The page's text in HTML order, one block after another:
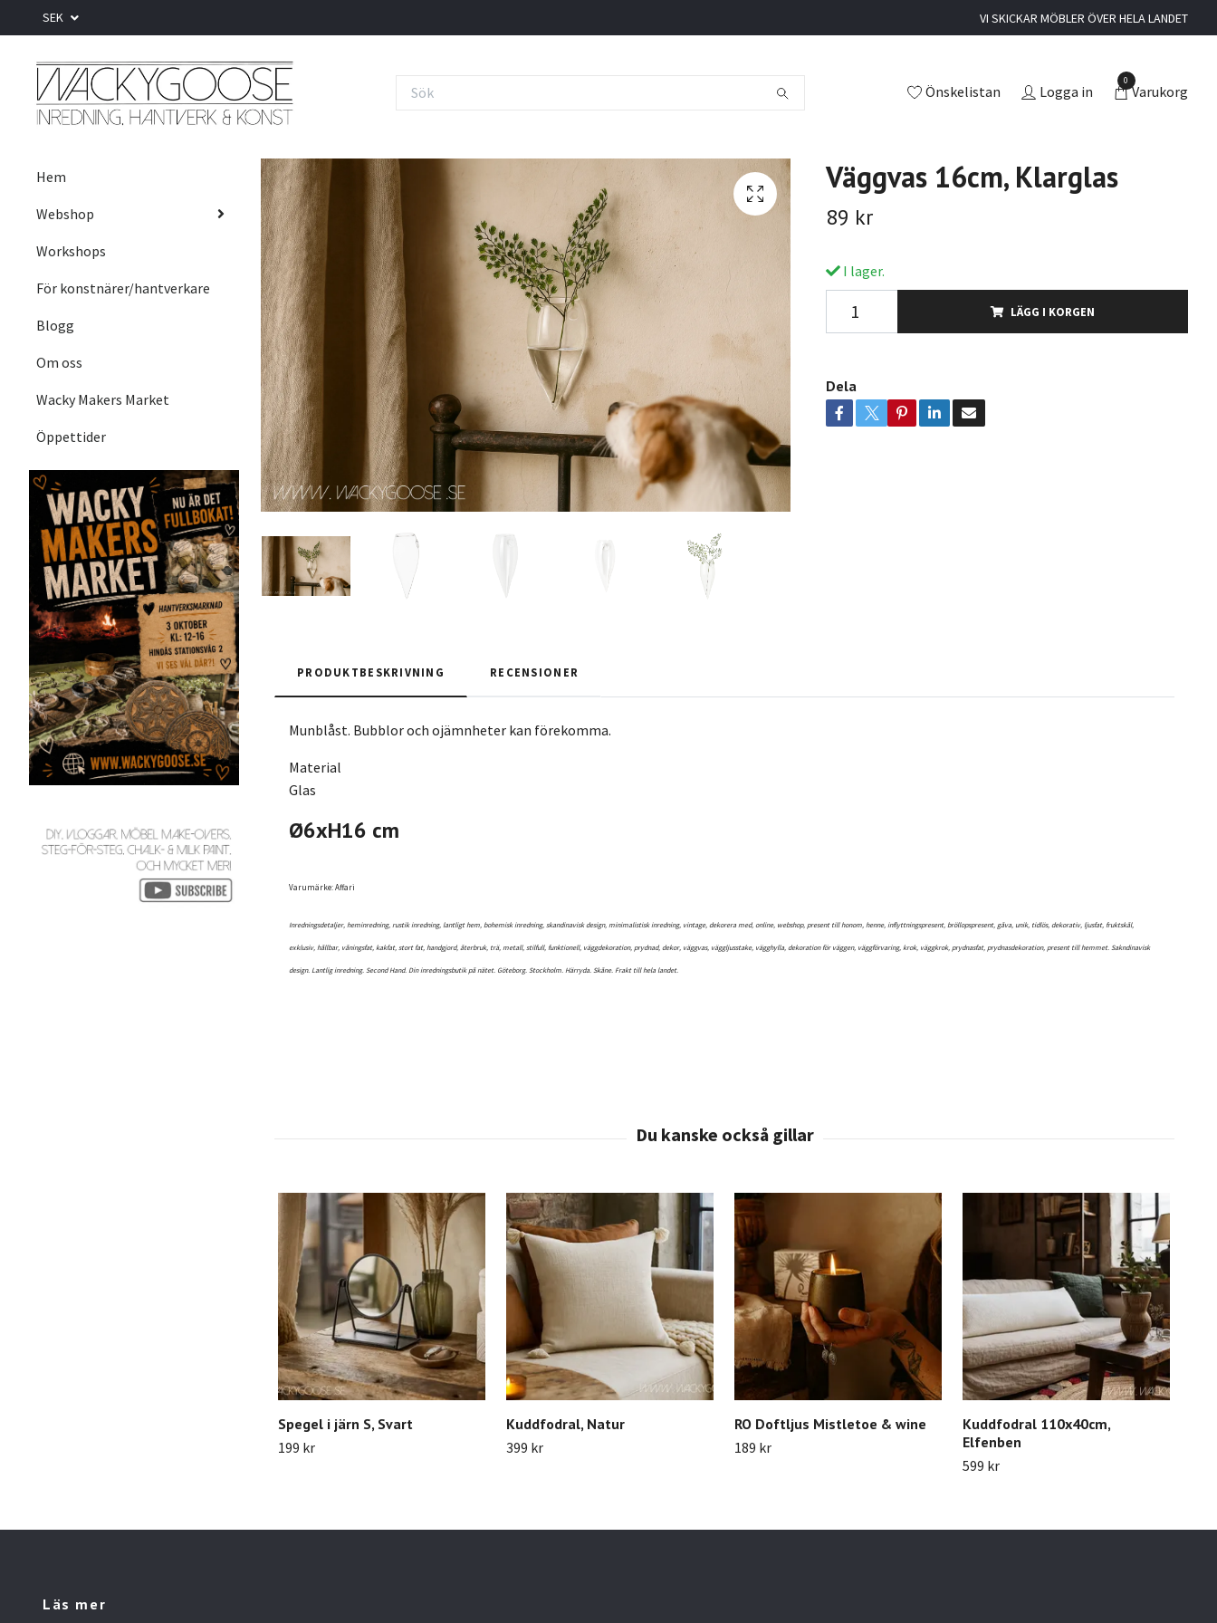
SEK VI SKICKAR MÖBLER ÖVER HELA LANDET
Önskelistan Logga in
0
Varukorg
Hem
Webshop
Workshops
För konstnärer/hantverkare
Blogg
Om oss
Wacky Makers Market
Öppettider
Väggvas 16cm, Klarglas
89 kr
I lager.
LÄGG I KORGEN
Dela
PRODUKTBESKRIVNING RECENSIONER
Munblåst. Bubblor och ojämnheter kan förekomma.
Material
Glas
Ø6xH16 cm
Varumärke: Affari
Inredningsdetaljer, heminredning, rustik inredning, lantligt hem, bohemisk inredning, skandinavisk design, minimalistisk inredning, vintage, dekorera med, online, webshop, present till honom, henne, inflyttningspresent, bröllopspresent, gåva, unik, tidlös, dekorativ, ljusfat, fruktskål,
exklusiv, hållbar, våningsfat, kakfat, stort fat, handgjord, återbruk, trä, metall, stilfull, funktionell, väggdekoration, prydnad, dekor, väggvas, väggljusstake, vägghylla, dekoration för väggen, väggförvaring, krok, väggkrok, prydnasfat, prydnasdekoration, present till hemmet. Sakndinavisk
design. Lantlig inredning. Second Hand. Din inredningsbutik på nätet. Göteborg. Stockholm. Härryda. Skåne. Frakt till hela landet.
Spegel i järn S, Svart
199 kr
Kuddfodral, Natur
399 kr
RO Doftljus Mistletoe & wine
189 kr
Kuddfodral 110x40cm,
Elfenben
599 kr
Läs mer